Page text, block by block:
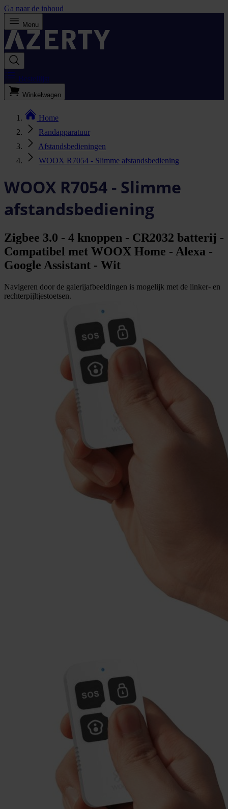
Ga naar de inhoud
Menu
Bestellijst
Winkelwagen
Home
Randapparatuur
Afstandsbedieningen
WOOX R7054 - Slimme afstandsbediening
WOOX R7054 - Slimme
afstandsbediening
Zigbee 3.0 - 4 knoppen - CR2032 batterij -
Compatibel met WOOX Home - Alexa -
Google Assistant - Wit
Navigeren door de galerijafbeeldingen is mogelijk met de linker- en
rechterpijltjestoetsen.